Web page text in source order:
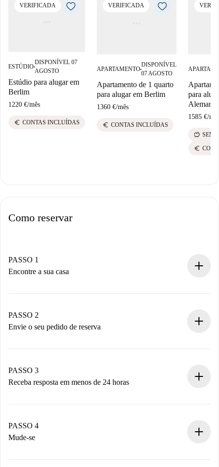
VERIFICADA
ESTÚDIO■
DISPONÍVEL 07
AGOSTO
Estúdio para alugar em
Berlim
1220 €/mês
euro CONTAS INCLUÍDAS
VERIFICADA
APARTAMENTO■
DISPONÍVEL
07 AGOSTO
Apartamento de 1 quarto
para alugar em Berlim
1360 €/mês
euro CONTAS INCLUÍDAS
para
1585 €/
savings SEM
euro
Como reservar
PASSO 1
Encontre a sua casa
Você tem todas as informações necessárias
antecipadamente.
PASSO 2
Envie o seu pedido de reserva
Não cobramos nada até que o proprietário confirme.
PASSO 3
Receba resposta em menos de 24 horas
proprietário.
Se recusada: não cobraremos nada e ofereceremos
PASSO 4
Mude-se